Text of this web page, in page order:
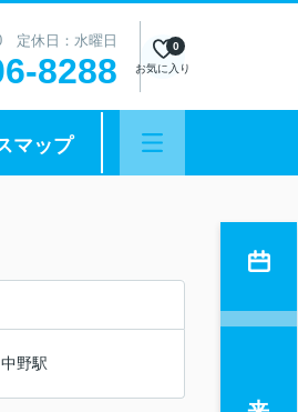
定休日：水曜日
8288 お気に入り
0
マップ
野駅